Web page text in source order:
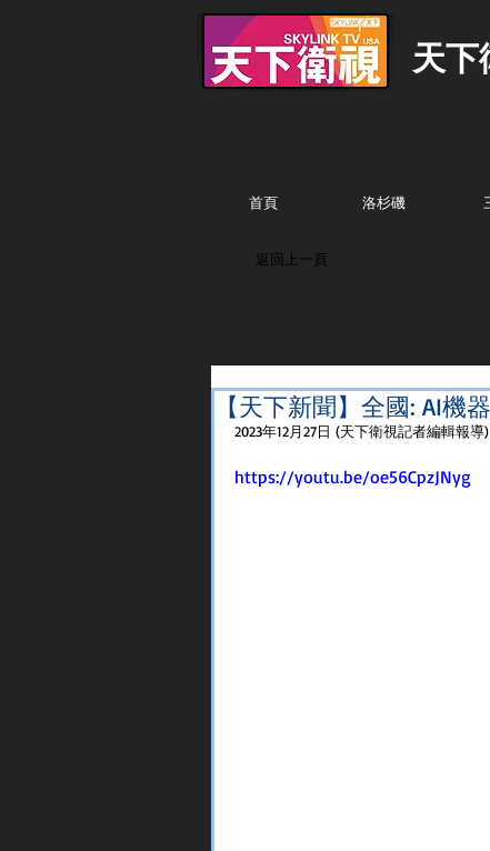
天下
首頁 洛杉磯
返回上一頁
【天下新聞】全國: AI機
2023年12月27日 (天下衛視記者編輯報導)
https://youtu.be/oe56CpzJNyg